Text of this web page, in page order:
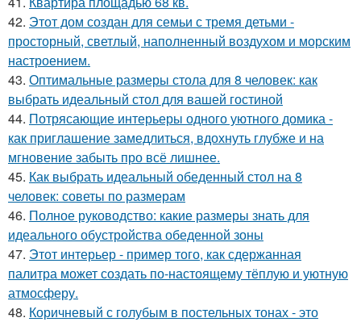
42. Этот дом создан для семьи с тремя детьми -
просторный, светлый, наполненный воздухом и морским
настроением.
43. Оптимальные размеры стола для 8 человек: как
выбрать идеальный стол для вашей гостиной
44. Потрясающие интерьеры одного уютного домика -
как приглашение замедлиться, вдохнуть глубже и на
мгновение забыть про всё лишнее.
45. Как выбрать идеальный обеденный стол на 8
человек: советы по размерам
46. Полное руководство: какие размеры знать для
идеального обустройства обеденной зоны
47. Этот интерьер - пример того, как сдержанная
палитра может создать по-настоящему тёплую и уютную
атмосферу.
48. Коричневый с голубым в постельных тонах - это